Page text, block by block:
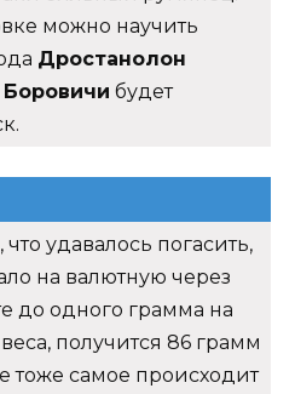
можно научить
Дростанолон
Боровичи будет
удавалось погасить,
на валютную через
до одного грамма на
получится 86 грамм
тоже самое происходит